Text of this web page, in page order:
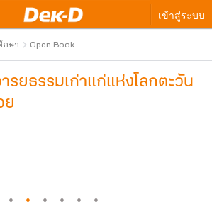
เข้าสู่ระบบ
กษา Open Book
ารยธรรมเก่าแก่แห่งโลกตะวัน
ย
· · · · · ·